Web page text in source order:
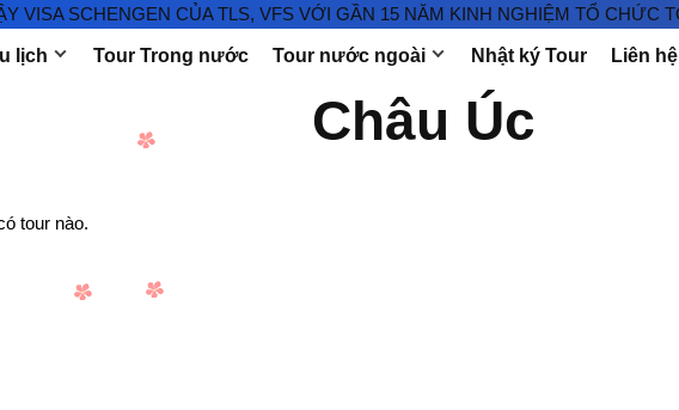
SCHENGEN CỦA TLS, VFS VỚI GẦN 15 NĂM KINH NGHIỆM TỔ CHỨC
lịch Tour Trong nước Tour nước ngoài Nhật ký Tour Liên hệ
Châu Úc
tour nào.